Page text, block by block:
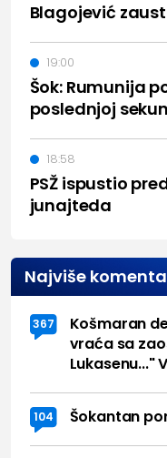
Blagojević
Šok: Rumunija
poslednjoj
19:00
PSŽ ispustio
junajteda
18:58
Najviše
367
Košmaran
vraća sa
Lukasenu..."
104 Šokantan